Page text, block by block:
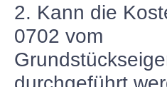
2. Kann die
0702 vom